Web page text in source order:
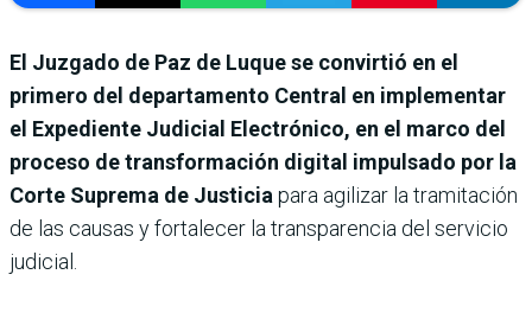
El Juzgado de Paz de Luque se convirtió en el
primero del departamento Central en implementar
el Expediente Judicial Electrónico, en el marco del
proceso de transformación digital impulsado por la
Corte Suprema de Justicia para agilizar la tramitación
de las causas y fortalecer la transparencia del servicio
judicial.